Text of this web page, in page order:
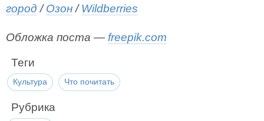
город /Озон/Wildberries
Обложка поста — freepik.com
Теги
Культура Что почитать
Рубрика